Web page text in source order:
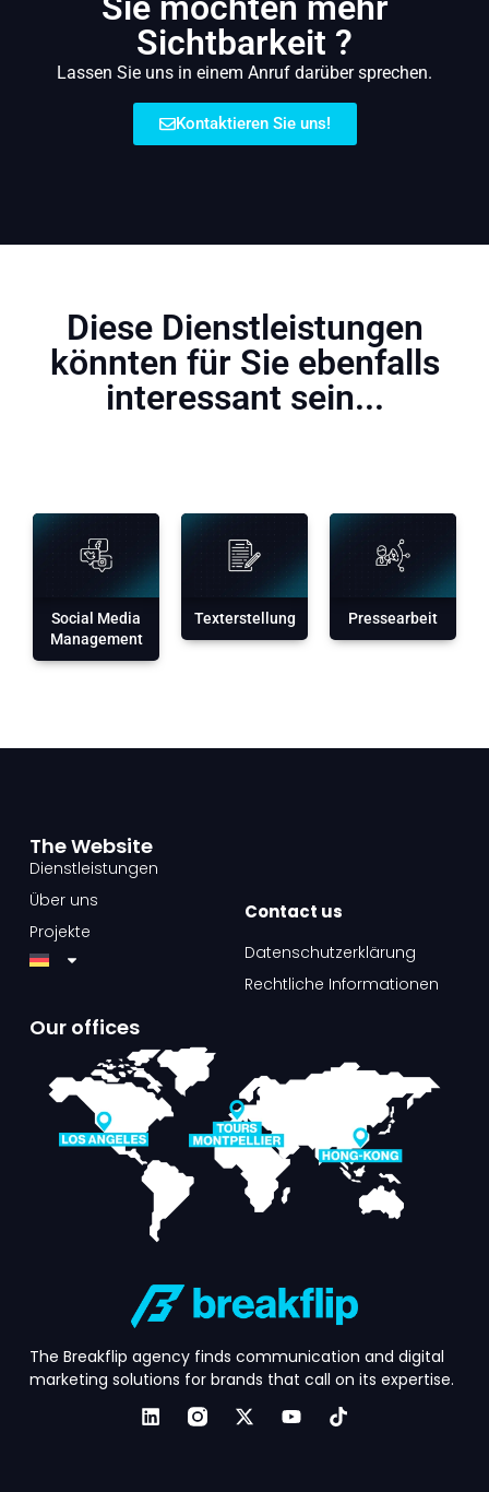
Sichtbarkeit ?
Lassen Sie uns in einem Anruf darüber sprechen.
Kontaktieren Sie uns!
Diese Dienstleistungen
könnten für Sie ebenfalls
interessant sein...
Social Media
Management
Texterstellung Pressearbeit
The Breakflip agency finds communication and digital
marketing solutions for brands that call on its expertise.
The Website​
Dienstleistungen
Über uns
Projekte
Contact us​
Datenschutzerklärung
Rechtliche Informationen
Our offices​